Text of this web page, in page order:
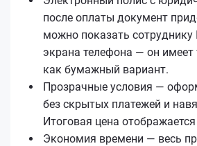
после оплаты документ
можно показать
экрана телефона — он имеет
как бумажный вариант.
Прозрачные условия —
без скрытых платежей и
Итоговая цена отображается
Экономия времени — весь